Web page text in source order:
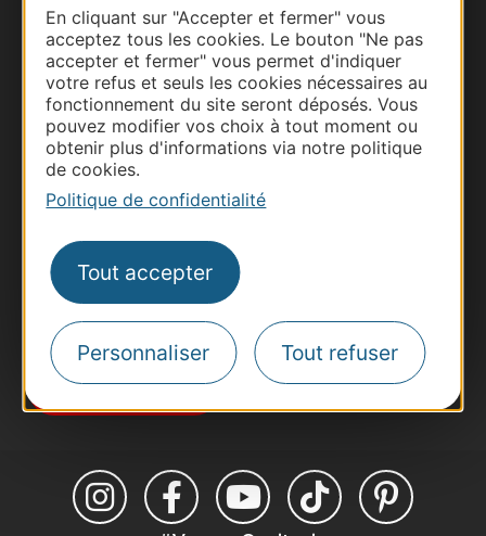
En cliquant sur "Accepter et fermer" vous
acceptez tous les cookies. Le bouton "Ne pas
accepter et fermer" vous permet d'indiquer
votre refus et seuls les cookies nécessaires au
fonctionnement du site seront déposés. Vous
pouvez modifier vos choix à tout moment ou
obtenir plus d'informations via notre politique
de cookies.
Politique de confidentialité
Tout accepter
Personnaliser Tout refuser
Thermalisme
Business/Mice
Pros d'Occitanie
Site presse et d'influence
Voyagistes
Destination Sport
Inscrivez-vous à la lettre d'information
Destination Occitanie pour recevoir des
suggestions de séjours, de visites et de sorties.
Je m'abonne